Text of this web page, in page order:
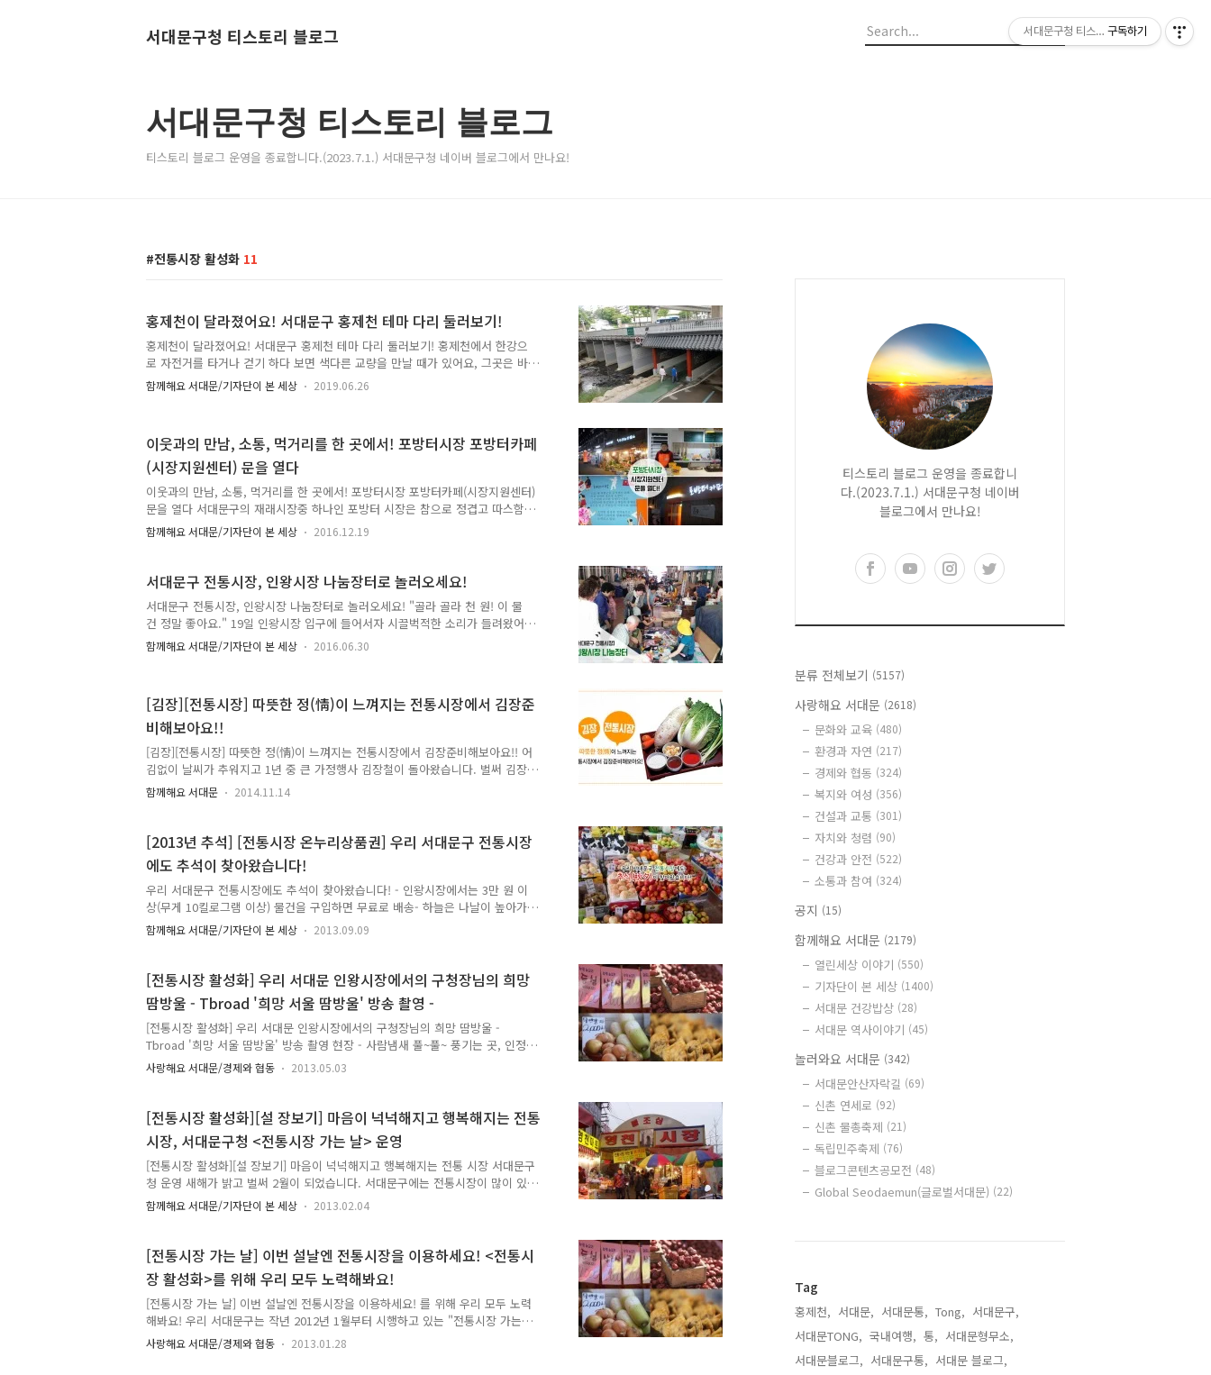
서대문구청 티스토리 블로그
서대문구청 티스토리 블로그
티스토리 블로그 운영을 종료합니다.(2023.7.1.) 서대문구청 네이버 블로그에서 만나요!
전통시장 활성화 11
홍제천이 달라졌어요! 서대문구 홍제천 테마 다리 둘러보기!
홍제천이 달라졌어요! 서대문구 홍제천 테마 다리 둘러보기! 홍제천에서 한강으
로 자전거를 타거나 걷기 하다 보면 색다른 교량을 만날 때가 있어요, 그곳은 바
로 민과 관이 함께하는 협치 사업인 '홍제천 테마 다리 꾸미기' 로 진행되는 곳이
지요. ▲ 테마 다리로 꾸민 홍제3교 교랑 서대문구에는 홍제천과 불광천이 흐르
으로 변화를 시키고 있어요. 협치 경제 산업분과에서는 워킹그룹을 만들어 민과
관, 전문가들이 모여 지속적으로 논의하면서 깨끗한 환경 개선으로 포방교, 홍제
3교, 연가교를 우선 개선하고 있는데요. 이곳 3개의 교량을 먼저 선택한 것도 함
께 논..
함께해요 서대문/기자단이 본 세상 2019.06.26
이웃과의 만남, 소통, 먹거리를 한 곳에서! 포방터시장 포방터카페
(시장지원센터) 문을 열다
이웃과의 만남, 소통, 먹거리를 한 곳에서! 포방터시장 포방터카페(시장지원센터)
문을 열다 서대문구의 재래시장중 하나인 포방터 시장은 참으로 정겹고 따스함
이 느껴지는 시장입니다. 블로그를 통해서 소개해 드린 적 있지요? 포방터시장은
규모는 작지만 곳곳의 주민들이 즐겨 찾는 시장이지요. 포방터시장에 전통시장
포방터 카페는 시장 상인들의 회의와 교육, 다양한 시장 정보 제공, 주민 소통 공
간, 동아리 모임 제공 등 복합 문화공간으로 조성되었답니다. 여러분께 소개해
드릴게요. 포방터 카페는, 서대문구청이 지난 8월부터 진행하고 있는 "포방터시
장 다시살림 프로젝트"의 일환으로 조성되었습니다. 포방터시장 다시살림 프로
젝트는 포방터시장을 ..
함께해요 서대문/기자단이 본 세상 2016.12.19
서대문구 전통시장, 인왕시장 나눔장터로 놀러오세요!
서대문구 전통시장, 인왕시장 나눔장터로 놀러오세요! "골라 골라 천 원! 이 물
건 정말 좋아요." 19일 인왕시장 입구에 들어서자 시끌벅적한 소리가 들려왔어
요. 서대문구 전통 중 한곳인 인왕시장에서 정기 휴일날 주민들이 나와 나눔장터
를 하고 있었어요. 첫째, 셋째 주에 주민들과 봉사자들이 나와 봉사에 참여도 하
그럼 봉사자들과 참가자의 소감을 들어 볼까요? 핸드메이드 제품을 판매 하러온
주부는 "물건을 싸게 팔고 싸게 사니까 기분이 좋아요. 요즘 아이들이 한 해 입
고 버리면 아까운데 이렇게 사고팔수 있어서 좋은 것 같아요. 새 물건도 있어서
알뜰하..
함께해요 서대문/기자단이 본 세상 2016.06.30
[김장][전통시장] 따뜻한 정(情)이 느껴지는 전통시장에서 김장준
비해보아요!!
[김장][전통시장] 따뜻한 정(情)이 느껴지는 전통시장에서 김장준비해보아요!! 어
김없이 날씨가 추워지고 1년 중 큰 가정행사 김장철이 돌아왔습니다. 벌써 김장
을 끝낸 가정도 있고 이제 김장을 준비하는 가정도 있는데요. 서울시농수산식품
유통공사가 4인기준 기준으로 김장재료 구입비용을 조사하여 발표하였습니다.
176,950원으로 나타났습니다. 이는 전통시장이 유통업체보다 평균적으로 약
16%가 더 저렴하게 나타났는데요. 올해 김장 준비는 따뜻한 정이 느껴지는 서
대문구 전통시장에서 준비해보시면 어떨까요?^^ 서대문구에는 큰 전통시장부터
작은 전통시장까지 많은 전통시장이 있는데요 대표적인 서대문구의 전통시장에
는 인왕시장, 모래내시장,..
함께해요 서대문 2014.11.14
[2013년 추석] [전통시장 온누리상품권] 우리 서대문구 전통시장
에도 추석이 찾아왔습니다!
우리 서대문구 전통시장에도 추석이 찾아왔습니다! - 인왕시장에서는 3만 원 이
상(무게 10킬로그램 이상) 물건을 구입하면 무료로 배송- 하늘은 나날이 높아가
고 바람 또한 맑기 그지없는 계절입니다. 1년 중 가장 지내기 좋은 시기지요. 민
족 최대의 명절인 추석이 열흘 앞으로 다가왔습니다. 햇곡식과 햇과일로 정성껏
고 서대문구 홍제동에 있는 재래시장인 인왕시장은 추석 준비를 어떻게 하고 있
을까, 그 모습을 담아 보았습니다. 재래시장을 이용하여 장을 보면 대형마트를
이용하는 것보다 저렴한 가격으로 구입을 할 수 있지요. 그리고 넉넉한 마음으로
주는 덤도 받을 수 있지요. 무엇보다 재래시장에서만 느낄 수 있는 훈훈한 정이
있어 더욱 좋..
함께해요 서대문/기자단이 본 세상 2013.09.09
[전통시장 활성화] 우리 서대문 인왕시장에서의 구청장님의 희망
땀방울 - Tbroad '희망 서울 땀방울' 방송 촬영 -
[전통시장 활성화] 우리 서대문 인왕시장에서의 구청장님의 희망 땀방울 -
Tbroad '희망 서울 땀방울' 방송 촬영 현장 - 사람냄새 풀~풀~ 풍기는 곳, 인정
이 넘치는 곳, 우리 전통시장입니다. 특히, 우리 서대문구 인왕시장은 새로운 문
화공간과 젊음이 있는 시장이고요, 배송센터 운영으로 편리한 쇼핑 환경을 제공
촬영이 있었습니다. Tbroad 케이블 방송의 은 천만명 이상의 인구가 수천, 수만
가지 직업을 가지고 잘 어울려 살고 있는 서울에 값진 땀방울을 통해 희망을 심
고 소통의 장을 만들고자 하는 프로그램입니다. :) 값진 땀방울을 흘리며 즐거움
과 행복을 더해준 그 방송촬영 현장 TONG과 함께 보실까요? 5월 1일 오전 6시..
사랑해요 서대문/경제와 협동 2013.05.03
[전통시장 활성화][설 장보기] 마음이 넉넉해지고 행복해지는 전통
시장, 서대문구청 <전통시장 가는 날> 운영
[전통시장 활성화][설 장보기] 마음이 넉넉해지고 행복해지는 전통 시장 서대문구
청 운영 새해가 밝고 벌써 2월이 되었습니다. 서대문구에는 전통시장이 많이 있
지요. 영천시장, 인왕시장, 모래네시장, 포방터 시장 등이 있는데 오늘은 영천 시
장을 찾았습니다. 시장을 한 바퀴 다 돌아볼 무렵에 업무를 마치고 재래시장을
인지, 오늘은 그 이야기를 해 보려 합니다. ^^ 지역경제 활성화를 위한 확대 운
영 서대문구청은 지역경제 활성화를 위하여 을 운영하고 있습니다. 서대문구청
의 은 서대문구청의 각 국 및 보건소를 대상으로 지난 해 1월 1일부터 시행하고
있는데요. 이를 구의회 및 주민센터 등 전부서로 확대하였답니다. 매월 마지막
주 금요일을..
함께해요 서대문/기자단이 본 세상 2013.02.04
[전통시장 가는 날] 이번 설날엔 전통시장을 이용하세요! <전통시
장 활성화>를 위해 우리 모두 노력해봐요!
[전통시장 가는 날] 이번 설날엔 전통시장을 이용하세요! 를 위해 우리 모두 노력
해봐요! 우리 서대문구는 작년 2012년 1월부터 시행하고 있는 "전통시장 가는
날"을 구 의회 및 주민센터 등 전 부서로 확대하고 운영 방식을 개선하여 전통시
장 활성화에 기여하고자 합니다. 지난 2012년에는 어떤 노력을 해 왔을까요? -
사랑해요 서대문/경제와 협동 2013.01.28
티스토리 블로그 운영을 종료합니
다.(2023.7.1.) 서대문구청 네이버
블로그에서 만나요!
분류 전체보기 (5157)
사랑해요 서대문 (2618)
문화와 교육 (480)
환경과 자연 (217)
경제와 협동 (324)
복지와 여성 (356)
건설과 교통 (301)
자치와 청렴 (90)
건강과 안전 (522)
소통과 참여 (324)
공지 (15)
함께해요 서대문 (2179)
열린세상 이야기 (550)
기자단이 본 세상 (1400)
서대문 건강밥상 (28)
서대문 역사이야기 (45)
놀러와요 서대문 (342)
서대문안산자락길 (69)
신촌 연세로 (92)
신촌 물총축제 (21)
독립민주축제 (76)
블로그콘텐츠공모전 (48)
Global Seodaemun(글로벌서대문) (22)
Tag
홍제천, 서대문, 서대문통, Tong, 서대문구,
서대문TONG, 국내여행, 통, 서대문형무소,
서대문블로그, 서대문구통, 서대문 블로그,
서대문구청 티스토리 블로그
구독하기